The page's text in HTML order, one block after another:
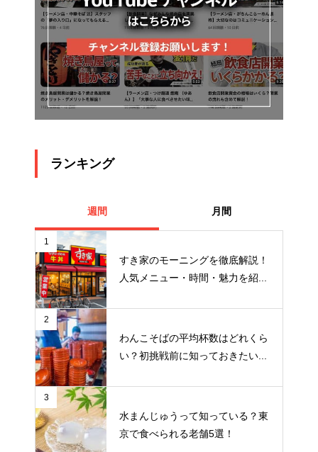
ランキング
週間 月間
1
すき家のモーニングを徹底解説！
人気メニュー・時間・魅力を紹...
2
わんこそばの平均杯数はどれくら
い？初挑戦前に知っておきたい...
3
水まんじゅうって知っている？東
京で食べられる老舗5選！